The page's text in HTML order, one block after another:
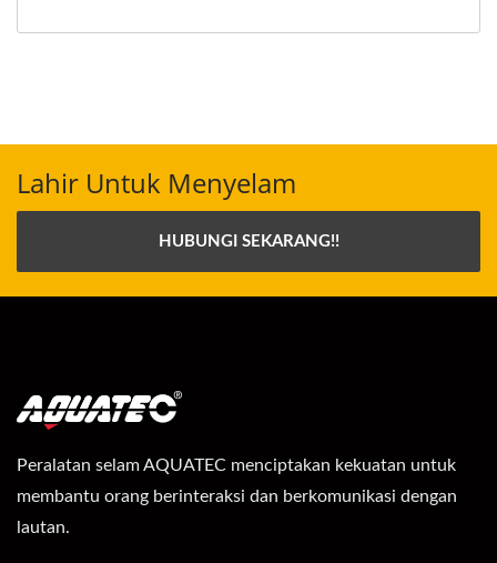
Lahir Untuk Menyelam
HUBUNGI SEKARANG!!
Peralatan selam AQUATEC menciptakan kekuatan untuk
membantu orang berinteraksi dan berkomunikasi dengan
lautan.